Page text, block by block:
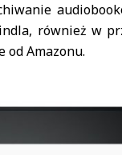
również w
od Amazonu.